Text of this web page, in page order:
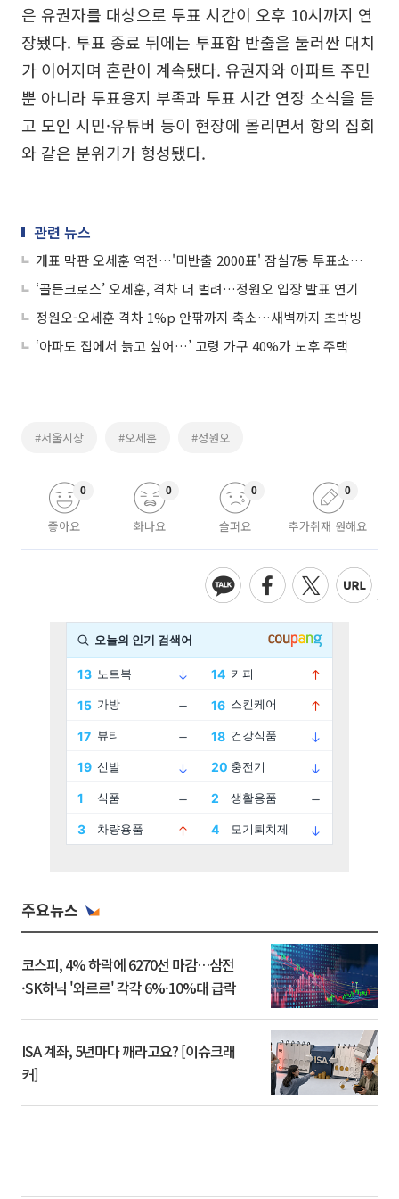
은 유권자를 대상으로 투표 시간이 오후 10시까지 연
장됐다. 투표 종료 뒤에는 투표함 반출을 둘러싼 대치
가 이어지며 혼란이 계속됐다. 유권자와 아파트 주민
뿐 아니라 투표용지 부족과 투표 시간 연장 소식을 듣
고 모인 시민·유튜버 등이 현장에 몰리면서 항의 집회
와 같은 분위기가 형성됐다.
관련 뉴스
개표 막판 오세훈 역전…'미반출 2000표' 잠실7동 투표소 현장 모습
‘골든크로스’ 오세훈, 격차 더 벌려…정원오 입장 발표 연기
정원오-오세훈 격차 1%p 안팎까지 축소…새벽까지 초박빙
‘아파도 집에서 늙고 싶어…’ 고령 가구 40%가 노후 주택
#서울시장 #오세훈 #정원오
좋아요
0
화나요
0
슬퍼요
0
추가취재 원해요
0
주요뉴스
코스피, 4% 하락에 6270선 마감…삼전
·SK하닉 '와르르' 각각 6%·10%대 급락
ISA 계좌, 5년마다 깨라고요? [이슈크래
커]